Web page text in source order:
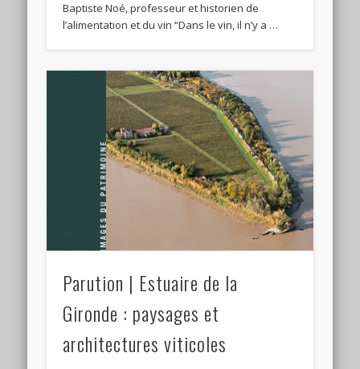
Baptiste Noé, professeur et historien de
l’alimentation et du vin “Dans le vin, il n’y a …
Parution | Estuaire de la
Gironde : paysages et
architectures viticoles